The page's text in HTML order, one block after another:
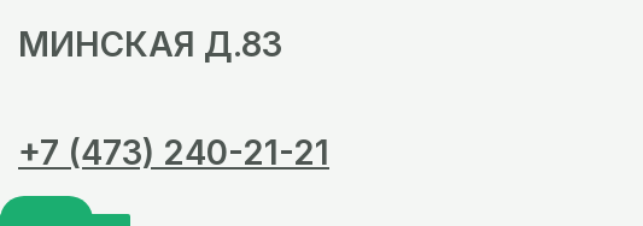
МИНСКАЯ Д.83
+7 (473) 240-21-21